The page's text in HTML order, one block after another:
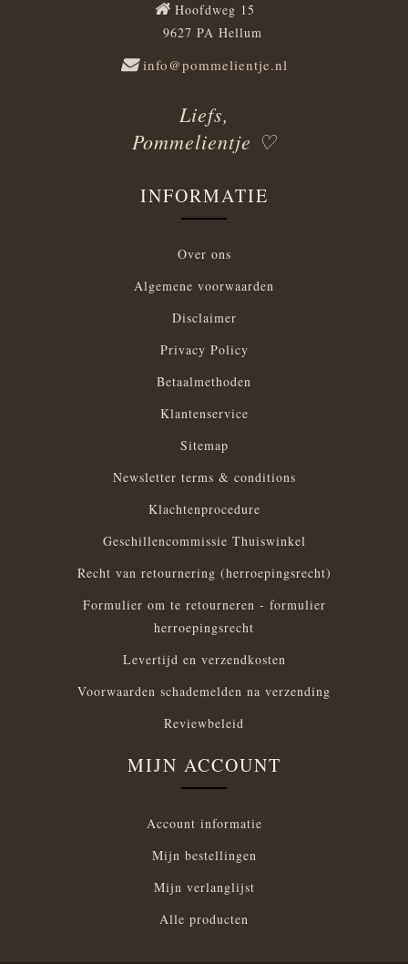
Hoofdweg 15
9627 PA Hellum
info@pommelientje.nl
Liefs,
Pommelientje ♡
INFORMATIE
Over ons
Algemene voorwaarden
Disclaimer
Privacy Policy
Betaalmethoden
Klantenservice
Sitemap
Newsletter terms & conditions
Klachtenprocedure
Geschillencommissie Thuiswinkel
Recht van retournering (herroepingsrecht)
Formulier om te retourneren - formulier
herroepingsrecht
Levertijd en verzendkosten
Voorwaarden schademelden na verzending
Reviewbeleid
MIJN ACCOUNT
Account informatie
Mijn bestellingen
Mijn verlanglijst
Alle producten